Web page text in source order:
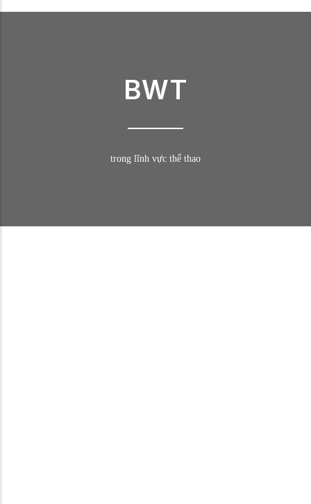
BWT
trong lĩnh vực thể thao